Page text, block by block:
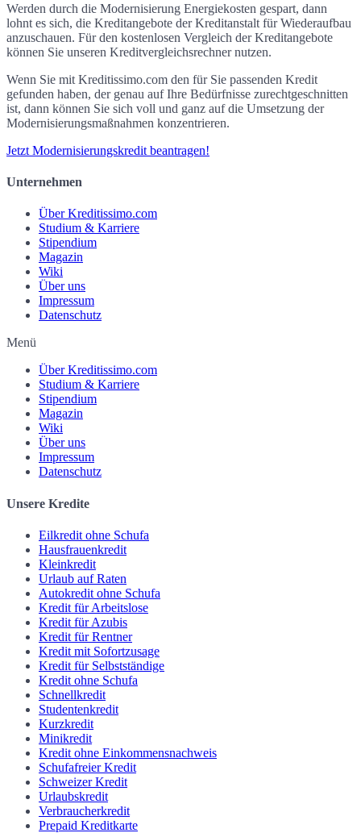
Werden durch die Modernisierung Energiekosten gespart, dann
lohnt es sich, die Kreditangebote der Kreditanstalt für Wiederaufbau
anzuschauen. Für den kostenlosen Vergleich der Kreditangebote
können Sie unseren Kreditvergleichsrechner nutzen.
Wenn Sie mit Kreditissimo.com den für Sie passenden Kredit
gefunden haben, der genau auf Ihre Bedürfnisse zurechtgeschnitten
ist, dann können Sie sich voll und ganz auf die Umsetzung der
Modernisierungsmaßnahmen konzentrieren.
Jetzt Modernisierungskredit beantragen!
Unternehmen
Über Kreditissimo.com
Studium & Karriere
Stipendium
Magazin
Wiki
Über uns
Impressum
Datenschutz
Menü
Über Kreditissimo.com
Studium & Karriere
Stipendium
Magazin
Wiki
Über uns
Impressum
Datenschutz
Unsere Kredite
Eilkredit ohne Schufa
Hausfrauenkredit
Kleinkredit
Urlaub auf Raten
Autokredit ohne Schufa
Kredit für Arbeitslose
Kredit für Azubis
Kredit für Rentner
Kredit mit Sofortzusage
Kredit für Selbstständige
Kredit ohne Schufa
Schnellkredit
Studentenkredit
Kurzkredit
Minikredit
Kredit ohne Einkommensnachweis
Schufafreier Kredit
Schweizer Kredit
Urlaubskredit
Verbraucherkredit
Prepaid Kreditkarte